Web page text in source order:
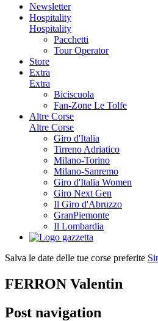
Newsletter
Hospitality
Hospitality
Pacchetti
Tour Operator
Store
Extra
Extra
Biciscuola
Fan-Zone Le Tolfe
Altre Corse
Altre Corse
Giro d'Italia
Tirreno Adriatico
Milano-Torino
Milano-Sanremo
Giro d'Italia Women
Giro Next Gen
Il Giro d'Abruzzo
GranPiemonte
Il Lombardia
Salva le date delle tue corse preferite
FERRON Valentin
Post navigation